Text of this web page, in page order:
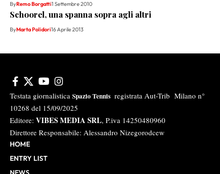
ByRemo Borgatti1 Settembre 2010
Schoorel, una spanna sopra agli altri
ByMarta Polidori16 Aprile 2013
Testata giornalistica Spazio Tennis registrata Aut-Trib Milano n°
10268 del 15/09/2025
Editore: VIBES MEDIA SRL, P.iva 14250480960
Direttore Responsabile: Alessandro Nizegorodcew
HOME
ENTRY LIST